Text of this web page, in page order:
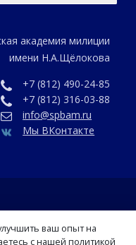
академия милиции
имени Н.А.Щёлокова
+7 (812) 490-24-85
+7 (812) 316-03-88
info@spbam.ru
Мы ВКонтакте
ваш опыт на
с нашей политикой